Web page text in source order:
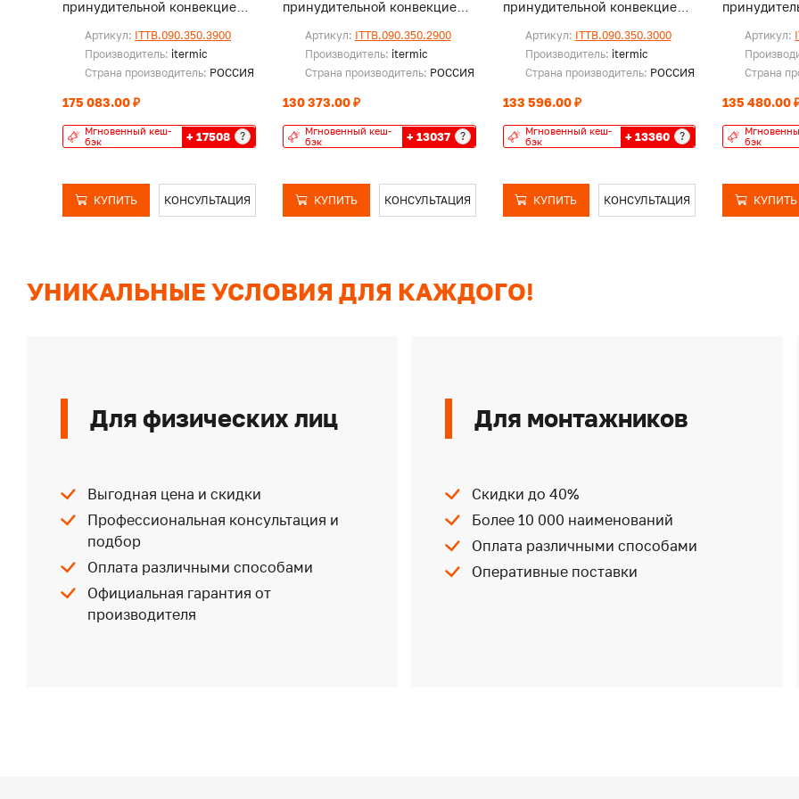
принудительной конвекцией,
Артикул: ITTB.090.350.3900
Производитель: itermic
Страна производитель: РОССИЯ
175 083.00 ₽
Мгновенный кеш-
бэк
+ 17508 ?
КУПИТЬ КОНСУЛЬТАЦИЯ
принудительной конвекцией,
Артикул: ITTB.090.350.2900
Производитель: itermic
Страна производитель: РОССИЯ
130 373.00 ₽
Мгновенный кеш-
бэк
+ 13037 ?
КУПИТЬ КОНСУЛЬТАЦИЯ
принудительной конвекцией,
Артикул: ITTB.090.350.3000
Производитель: itermic
Страна производитель: РОССИЯ
133 596.00 ₽
Мгновенный кеш-
бэк
+ 13360 ?
КУПИТЬ КОНСУЛЬТАЦИЯ
Артикул:
Страна
135 480.00
бэк
КУПИТЬ
УНИКАЛЬНЫЕ УСЛОВИЯ ДЛЯ КАЖДОГО!
Для физических лиц
Выгодная цена и скидки
Профессиональная консультация и
подбор
Оплата различными способами
Официальная гарантия от
производителя
Для монтажников
Скидки до 40%
Более 10 000 наименований
Оплата различными способами
Оперативные поставки